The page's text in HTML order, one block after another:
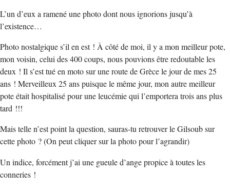
L’un d’eux a ramené une photo dont nous ignorions jusqu’à
l’existence…
Photo nostalgique s’il en est ! À côté de moi, il y a mon meilleur pote,
mon voisin, celui des 400 coups, nous pouvions être redoutable les
deux ! Il s’est tué en moto sur une route de Grèce le jour de mes 25
ans ! Merveilleux 25 ans puisque le même jour, mon autre meilleur
pote était hospitalisé pour une leucémie qui l’emportera trois ans plus
tard !!!
Mais telle n’est point la question, sauras-tu retrouver le Gilsoub sur
cette photo ? (On peut cliquer sur la photo pour l’agrandir)
Un indice, forcément j’ai une gueule d’ange propice à toutes les
conneries !